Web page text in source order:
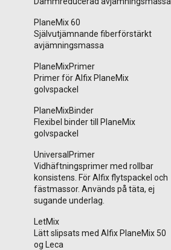
PlaneMix 60
Självutjämnande fiberförstärkt
avjämningsmassa
PlaneMixPrimer
Primer för Alfix PlaneMix
golvspackel
PlaneMixBinder
Flexibel binder till PlaneMix
golvspackel
UniversalPrimer
Vidhäftningsprimer med rollbar
konsistens. För Alfix flytspackel och
fästmassor. Används på täta, ej
sugande underlag.
LetMix
Lätt slipsats med Alfix PlaneMix 50
og Leca